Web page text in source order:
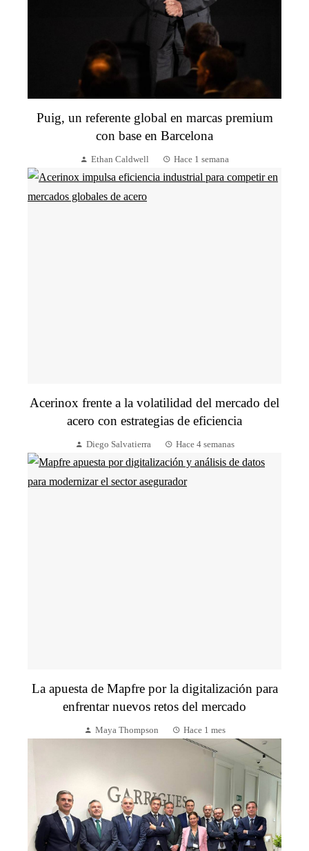
Puig, un referente global en marcas premium
con base en Barcelona
Ethan Caldwell Hace 1 semana
Acerinox frente a la volatilidad del mercado del
acero con estrategias de eficiencia
Diego Salvatierra Hace 4 semanas
La apuesta de Mapfre por la digitalización para
enfrentar nuevos retos del mercado
Maya Thompson Hace 1 mes